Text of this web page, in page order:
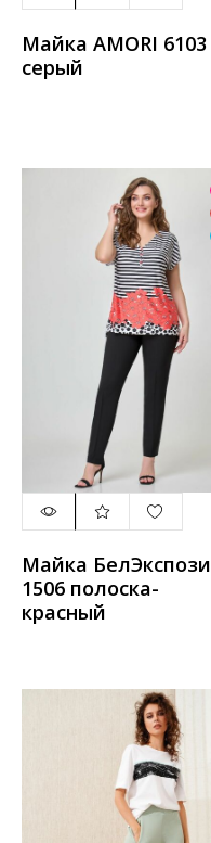
Майка AMORI 6103
серый
Майка БелЭкспози
1506 полоска-
красный